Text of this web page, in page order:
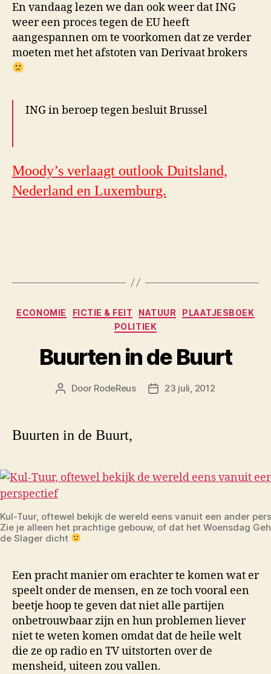
En vandaag lezen we dan ook weer dat ING
weer een proces tegen de EU heeft
aangespannen om te voorkomen dat ze verder
moeten met het afstoten van Derivaat brokers
ING in beroep tegen besluit Brussel
Moody’s verlaagt outlook Duitsland,
Nederland en Luxemburg.
Categorieën
ECONOMIE FICTIE & FEIT NATUUR
PLAATJESBOEK
POLITIEK
Buurten in de Buurt
Berichtauteur
Door RodeReus Berichtdatum
23 juli, 2012
Buurten in de Buurt,
Kul-Tuur, oftewel bekijk de wereld eens vanuit een ander
Zie je alleen het prachtige gebouw, of dat het Woensdag
de Slager dicht
Een pracht manier om erachter te komen wat er
speelt onder de mensen, en ze toch vooral een
beetje hoop te geven dat niet alle partijen
onbetrouwbaar zijn en hun problemen liever
niet te weten komen omdat dat de heile welt
die ze op radio en TV uitstorten over de
mensheid, uiteen zou vallen.